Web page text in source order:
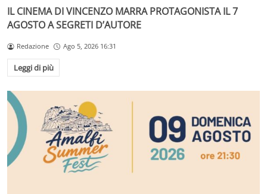
IL CINEMA DI VINCENZO MARRA PROTAGONISTA IL 7
AGOSTO A SEGRETI D’AUTORE
Redazione Ago 5, 2026 16:31
Leggi di più